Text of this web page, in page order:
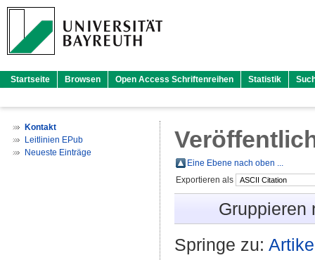
Startseite Browsen Open Access Schriftenreihen Statistik
Kontakt
Leitlinien EPub
Neueste Einträge
Eine Ebene nach oben ...
Exportieren als
Gruppieren
Springe zu: